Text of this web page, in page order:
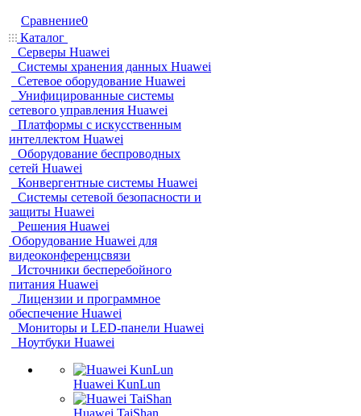
Сравнение0
Каталог
Серверы Huawei
Системы хранения данных Huawei
Сетевое оборудование Huawei
Унифицированные системы
сетевого управления Huawei
Платформы с искусственным
интеллектом Huawei
Оборудование беспроводных
сетей Huawei
Конвергентные системы Huawei
Системы сетевой безопасности и
защиты Huawei
Решения Huawei
Оборудование Huawei для
видеоконференцсвязи
Источники бесперебойного
питания Huawei
Лицензии и программное
обеспечение Huawei
Мониторы и LED-панели Huawei
Ноутбуки Huawei
Huawei KunLun
Huawei TaiShan